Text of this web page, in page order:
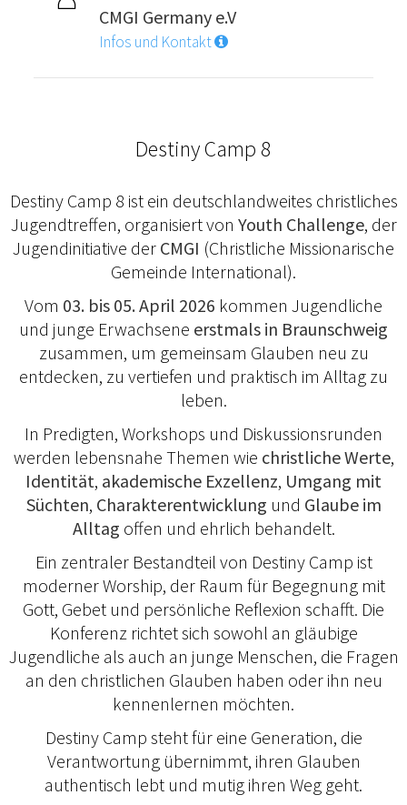
CMGI Germany e.V
Infos und Kontakt
Destiny Camp 8
Destiny Camp 8 ist ein deutschlandweites christliches
Jugendtreffen, organisiert von Youth Challenge, der
Jugendinitiative der CMGI (Christliche Missionarische
Gemeinde International).
Vom 03. bis 05. April 2026 kommen Jugendliche
und junge Erwachsene erstmals in Braunschweig
zusammen, um gemeinsam Glauben neu zu
entdecken, zu vertiefen und praktisch im Alltag zu
leben.
In Predigten, Workshops und Diskussionsrunden
werden lebensnahe Themen wie christliche Werte,
Identität, akademische Exzellenz, Umgang mit
Süchten, Charakterentwicklung und Glaube im
Alltag offen und ehrlich behandelt.
Ein zentraler Bestandteil von Destiny Camp ist
moderner Worship, der Raum für Begegnung mit
Gott, Gebet und persönliche Reflexion schafft. Die
Konferenz richtet sich sowohl an gläubige
Jugendliche als auch an junge Menschen, die Fragen
an den christlichen Glauben haben oder ihn neu
kennenlernen möchten.
Destiny Camp steht für eine Generation, die
Verantwortung übernimmt, ihren Glauben
authentisch lebt und mutig ihren Weg geht.